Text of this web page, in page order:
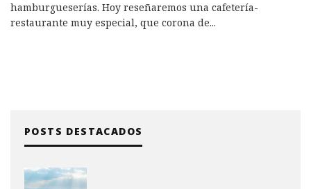
hamburgueserías. Hoy reseñaremos una cafetería-
restaurante muy especial, que corona de...
POSTS DESTACADOS